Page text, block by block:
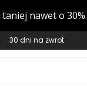
30 dni na zwrot